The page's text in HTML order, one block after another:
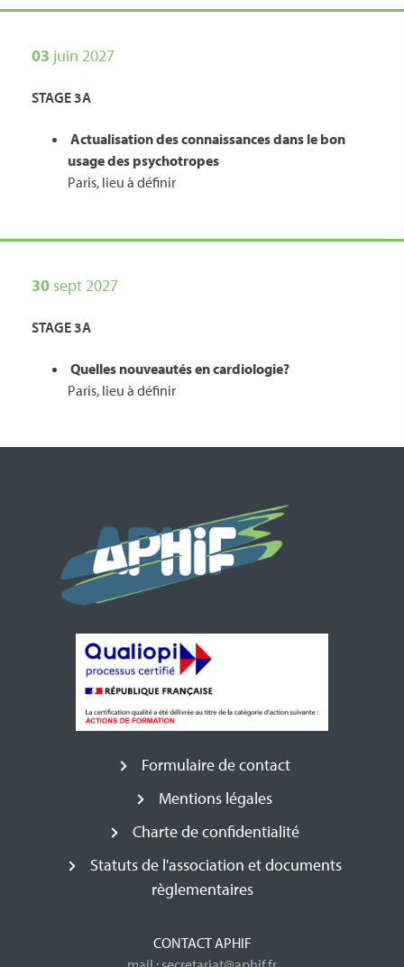
03 juin 2027
STAGE 3A
Actualisation des connaissances dans le bon
usage des psychotropes
Paris, lieu à définir
30 sept 2027
STAGE 3A
Quelles nouveautés en cardiologie?
Paris, lieu à définir
Formulaire de contact
Mentions légales
Charte de confidentialité
Statuts de l'association et documents
règlementaires
CONTACT APHIF